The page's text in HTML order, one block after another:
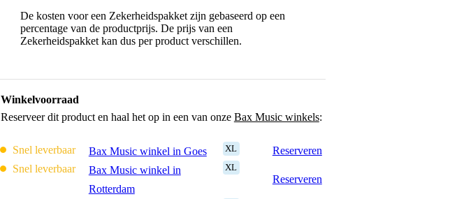
De kosten voor een Zekerheidspakket zijn gebaseerd op een
percentage van de productprijs. De prijs van een
Zekerheidspakket kan dus per product verschillen.
Winkelvoorraad
Reserveer dit product en haal het op in een van onze Bax Music winkels:
Snel leverbaar Bax Music winkel in Goes XL
Reserveren
Snel leverbaar
Bax Music winkel in
Rotterdam
XL
Reserveren